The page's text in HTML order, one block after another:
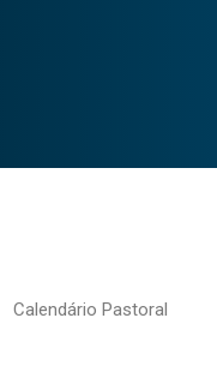
Calendário Pastoral